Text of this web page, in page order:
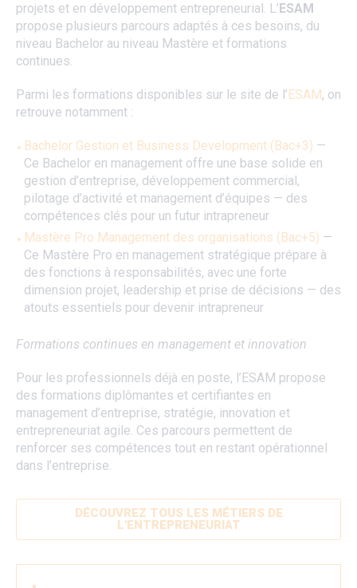
projets et en développement entrepreneurial. L’ ESAM
propose plusieurs parcours adaptés à ces besoins, du
niveau Bachelor au niveau Mastère et formations
continues.
Parmi les formations disponibles sur le site de l’ ESAM, on
retrouve notamment :
Bachelor Gestion et Business Development (Bac+3) —
Ce Bachelor en management offre une base solide en
gestion d’entreprise, développement commercial,
pilotage d’activité et management d’équipes — des
compétences clés pour un futur intrapreneur
Mastère Pro Management des organisations (Bac+5) —
Ce Mastère Pro en management stratégique prépare à
des fonctions à responsabilités, avec une forte
dimension projet, leadership et prise de décisions — des
atouts essentiels pour devenir intrapreneur
Formations continues en management et innovation
Pour les professionnels déjà en poste, l’ESAM propose
des formations diplômantes et certifiantes en
management d’entreprise, stratégie, innovation et
entrepreneuriat agile. Ces parcours permettent de
renforcer ses compétences tout en restant opérationnel
dans l’entreprise.
DÉCOUVREZ TOUS LES MÉTIERS DE
L'ENTREPRENEURIAT